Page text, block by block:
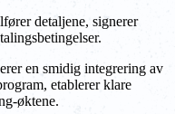
detaljene, signerer
en smidig integrering av
etablerer klare
øktene.